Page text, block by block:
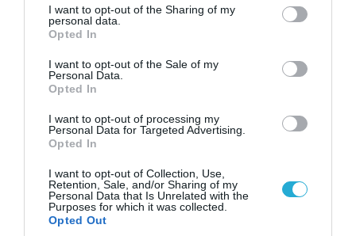
not limited to your visit or usage behaviour. You may click to
grant or deny consent to Google and its third-party tags to
use your data for below specified purposes in below Google
consent section.
I want to opt-out of the Sharing of my
personal data.
Opted In
I want to opt-out of the Sale of my
Personal Data.
Opted In
I want to opt-out of processing my
Personal Data for Targeted Advertising.
Opted In
I want to opt-out of Collection, Use,
Retention, Sale, and/or Sharing of my
Personal Data that Is Unrelated with the
Purposes for which it was collected.
Opted Out
ΓΙΑΝΝΗΣ ΑΛΑΦΟΥΖΟΣ
ΠΑΝΑΘΗΝΑΪΚΟΣ
GOOGLE NEWS
Σχετικά άρθρα: